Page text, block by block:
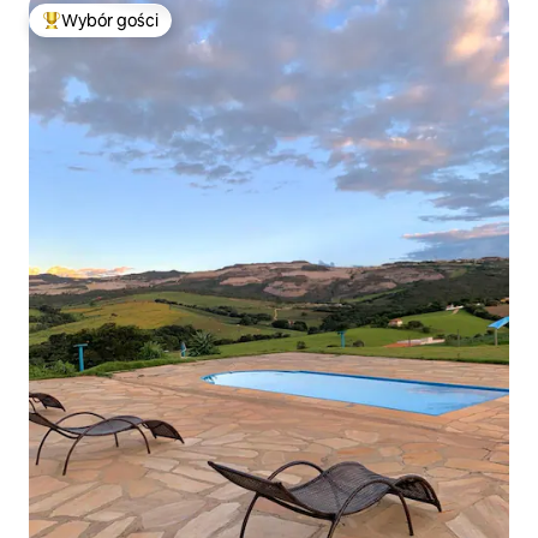
Najpopularniejsze z kategorii Wybór gości
Wybór gości